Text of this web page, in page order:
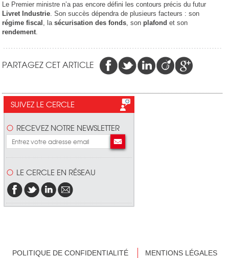
Le Premier ministre n’a pas encore défini les contours précis du futur
Livret Industrie. Son succès dépendra de plusieurs facteurs : son
régime fiscal , lasécurisation des fonds, son plafond et son
rendement.
PARTAGEZ CET ARTICLE
SUIVEZ LE CERCLE
RECEVEZ NOTRE NEWSLETTER
LE CERCLE EN RÉSEAU
POLITIQUE DE CONFIDENTIALITÉ MENTIONS LÉGALES